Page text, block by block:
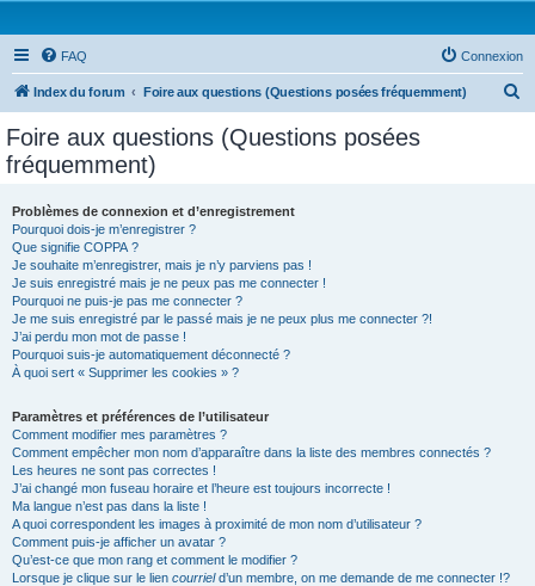
FAQ Connexion
Index du forum Foire aux questions (Questions posées fréquemment)
Foire aux questions (Questions posées
fréquemment)
Problèmes de connexion et d’enregistrement
Pourquoi dois-je m’enregistrer ?
Que signifie COPPA ?
Je souhaite m’enregistrer, mais je n’y parviens pas !
Je suis enregistré mais je ne peux pas me connecter !
Pourquoi ne puis-je pas me connecter ?
Je me suis enregistré par le passé mais je ne peux plus me connecter ?!
J’ai perdu mon mot de passe !
Pourquoi suis-je automatiquement déconnecté ?
À quoi sert « Supprimer les cookies » ?
Paramètres et préférences de l’utilisateur
Comment modifier mes paramètres ?
Comment empêcher mon nom d’apparaître dans la liste des membres connectés ?
Les heures ne sont pas correctes !
J’ai changé mon fuseau horaire et l’heure est toujours incorrecte !
Ma langue n’est pas dans la liste !
A quoi correspondent les images à proximité de mon nom d’utilisateur ?
Comment puis-je afficher un avatar ?
Qu’est-ce que mon rang et comment le modifier ?
Lorsque je clique sur le lien courrield’un membre, on me demande de me connecter !?